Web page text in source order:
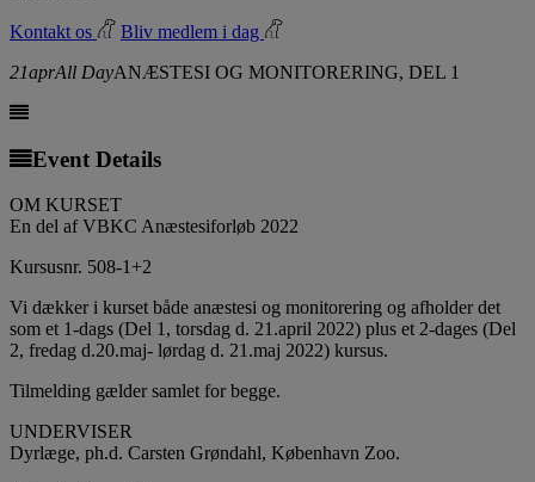
Kontakt os
Bliv medlem i dag
21aprAll DayANÆSTESI OG MONITORERING, DEL 1
Event Details
OM KURSET
En del af VBKC Anæstesiforløb 2022
Kursusnr. 508-1+2
Vi dækker i kurset både anæstesi og monitorering og afholder det
som et 1-dags (Del 1, torsdag d. 21.april 2022) plus et 2-dages (Del
2, fredag d.20.maj- lørdag d. 21.maj 2022) kursus.
Tilmelding gælder samlet for begge.
UNDERVISER
Dyrlæge, ph.d. Carsten Grøndahl, København Zoo.